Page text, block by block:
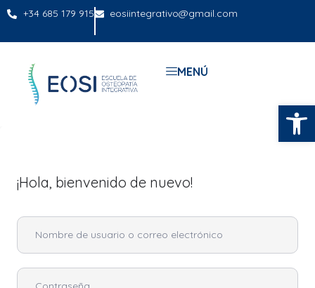
+34 685 179 915 eosiintegrativo@gmail.com
MENÚ
¡Hola, bienvenido de nuevo!